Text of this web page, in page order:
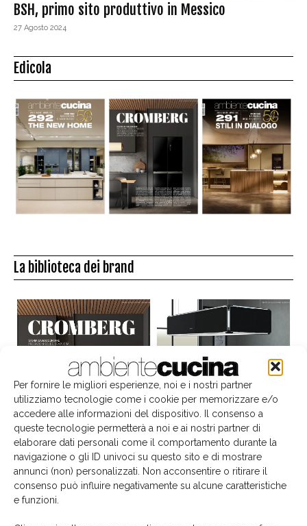
Per fornire le migliori esperienze, noi e i nostri partner
utilizziamo tecnologie come i cookie per memorizzare e/o
accedere alle informazioni del dispositivo. Il consenso a
queste tecnologie permetterà a noi e ai nostri partner di
elaborare dati personali come il comportamento durante la
navigazione o gli ID univoci su questo sito e di mostrare
annunci (non) personalizzati. Non acconsentire o ritirare il
consenso può influire negativamente su alcune caratteristiche
e funzioni.
BSH, primo sito produttivo in Messico
27 Agosto 2024
Edicola
La biblioteca dei brand